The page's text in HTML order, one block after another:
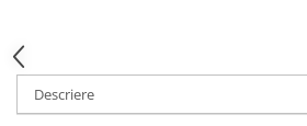
Gel/tus sprancene
Mascara (rimel) sprancene
Vopsea sprancene
Descriere